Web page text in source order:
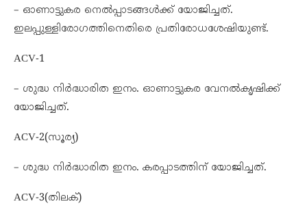
– ഓണാട്ടുകര നെല്‍പ്പാടങ്ങള്‍ക്ക് യോജിച്ചത്‌.
ഇലപ്പുള്ളിരോഗത്തിനെതിരെ പ്രതിരോധശേഷിയുണ്ട്.
ACV-1
– ശുദ്ധ നിര്‍ദ്ധാരിത ഇനം. ഓണാട്ടുകര വേനല്‍കൃഷിക്ക്‌
യോജിച്ചത്‌.
ACV-2(സൂര്യ)
– ശുദ്ധ നിര്‍ദ്ധാരിത ഇനം. കരപ്പാടത്തിന് യോജിച്ചത്‌.
ACV-3(തിലക്)